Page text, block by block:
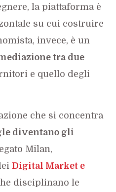
la piattaforma è
su cui costruire
invece, è un
tra due
e quello degli
che si concentra
diventano gli
Milan,
Digital Market e
disciplinano le